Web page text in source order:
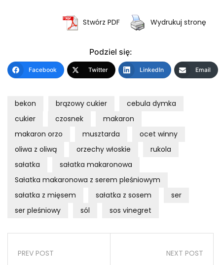
Stwórz PDF Wydrukuj stronę
Podziel się:
Facebook Twitter LinkedIn Email
bekon brązowy cukier
cebula dymka
cukier
czosnek
makaron
makaron orzo
musztarda
ocet winny
oliwa z oliwą
orzechy włoskie
rukola
sałatka
sałatka makaronowa
Sałatka makaronowa z serem pleśniowym
sałatka z mięsem
sałatka z sosem
ser
ser pleśniowy
sól sos vinegret
PREV POST
NEXT POST